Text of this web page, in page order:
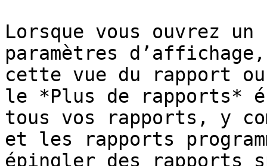
Lorsque vous ouvrez
paramètres
cette vue du rapport
le *Plus de rapports*
tous vos rapports, y
et les rapports
épingler des rapports